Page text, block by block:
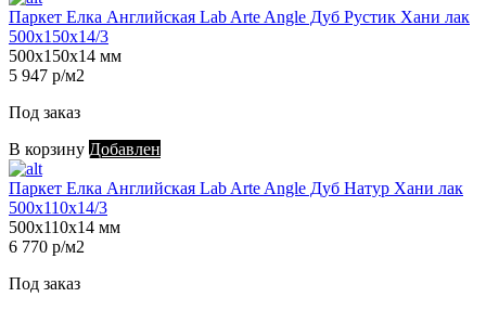
Паркет Елка Английская Lab Arte Angle Дуб Рустик Хани лак
500х150х14/3
500х150х14 мм
5 947 р/м2
Под заказ
В корзину Добавлен
Паркет Елка Английская Lab Arte Angle Дуб Натур Хани лак
500х110х14/3
500х110х14 мм
6 770 р/м2
Под заказ